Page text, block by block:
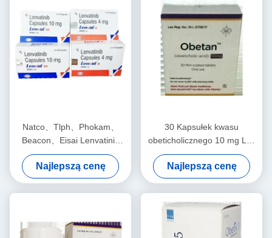
Natco、Tlph、Phokam、
Beacon、Eisai Lenvatinib
E7080 Lenvima 4 mg*30
tabletek Rak wątroby, raka
tarczycy, raka komórek
nerek, raka żołądka
Najlepszą cenę
30 Kapsułek kwasu
obeticholicznego 10 mg Lek
na pierwotną marskość
żółciową
Najlepszą cenę